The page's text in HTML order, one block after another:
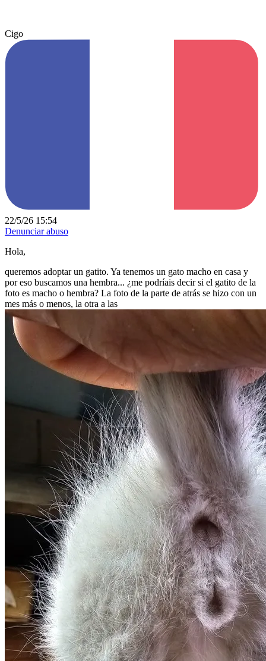
Cigo
22/5/26 15:54
Denunciar abuso
Hola,
queremos adoptar un gatito. Ya tenemos un gato macho en casa y
por eso buscamos una hembra... ¿me podríais decir si el gatito de la
foto es macho o hembra? La foto de la parte de atrás se hizo con un
mes más o menos, la otra a las